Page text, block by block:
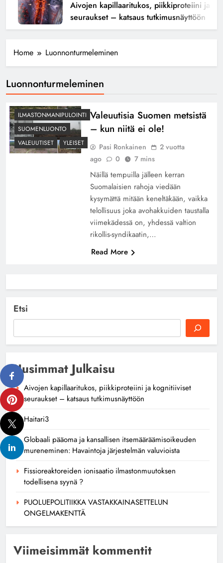
Aivojen kapillaaritukos, piikkiproteiini ja
seuraukset – katsaus tutkimusnäyttöön
Home Luonnonturmeleminen
Luonnonturmeleminen
ILMASTONMANIPULOINTI
SUOMENLUONTO
VALEUUTISET
YLEISET
Valeuutisia Suomen metsistä
– kun niitä ei ole!
Pasi Ronkainen
2 vuotta
ago
0 7 mins
Näillä tempuilla jälleen kerran
Suomalaisien rahoja viedään
kysymättä mitään keneltäkään, vaikka
telollisuus joka avohakkuiden taustalla
viimekädessä on, yhdessä valtion
rikollis-syndikaatin,…
Read More
Etsi
Uusimmat Julkaisu
Aivojen kapillaaritukos, piikkiproteiini ja kognitiiviset
seuraukset – katsaus tutkimusnäyttöön
Haitari3
Globaali pääoma ja kansallisen itsemääräämisoikeuden
mureneminen: Havaintoja järjestelmän valuvioista
Fissioreaktoreiden ionisaatio ilmastonmuutoksen
todellisena syynä ?
PUOLUEPOLITIIKKA VASTAKKAINASETTELUN
ONGELMAKENTTÄ
Viimeisimmät kommentit